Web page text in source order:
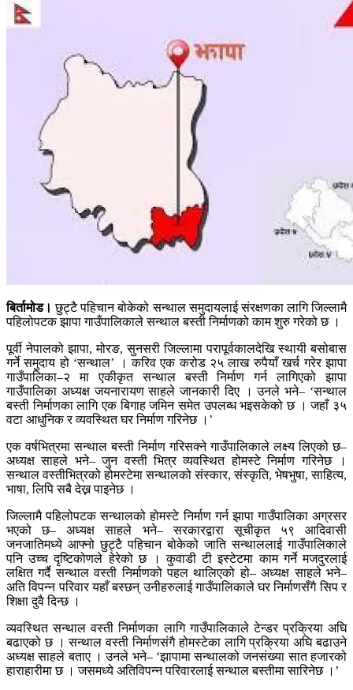
बिर्तामोड। छुट्टै पहिचान बोकेको सन्थाल समुदायलाई संरक्षणका लागि जिल्लामै
पहिलोपटक झापा गाउँपालिकाले सन्थाल बस्ती निर्माणको काम शुरु गरेको छ ।
पूर्वी नेपालको झापा, मोरङ, सुनसरी जिल्लामा परापूर्वकालदेखि स्थायी बसोबास
गर्ने समुदाय हो ‘सन्थाल’ । करिव एक करोड २५ लाख रुपैयाँ खर्च गरेर झापा
गाउँपालिका–२ मा एकीकृत सन्थाल बस्ती निर्माण गर्न लागिएको झापा
गाउँपालिका अध्यक्ष जयनारायण साहले जानकारी दिए । उनले भने– ‘सन्थाल
बस्ती निर्माणका लागि एक बिगाह जमिन समेत उपलब्ध भइसकेको छ । जहाँ ३५
वटा आधुनिक र व्यवस्थित घर निर्माण गरिनेछ ।’
एक वर्षभित्रमा सन्थाल बस्ती निर्माण गरिसक्ने गाउँपालिकाले लक्ष्य लिएको छ–
अध्यक्ष साहले भने– जुन वस्ती भित्र व्यवस्थित होमस्टे निर्माण गरिनेछ ।
सन्थाल वस्तीभित्रको होमस्टेमा सन्थालको संस्कार, संस्कृति, भेषभुषा, साहित्य,
भाषा, लिपि सबै देख्न पाइनेछ ।
जिल्लामै पहिलोपटक सन्थालको होमस्टे निर्माण गर्न झापा गाउँपालिका अग्रसर
भएको छ– अध्यक्ष साहले भने– सरकारद्वारा सूचीकृत ५९ आदिवासी
जनजातिमध्ये आफ्नो छुट्टै पहिचान बोकेको जाति सन्थाललाई गाउँपालिकाले
पनि उच्च दृष्टिकोणले हेरेको छ । कुवाडी टी इस्टेटमा काम गर्ने मजदुरलाई
लक्षित गर्दै सन्थाल वस्ती निर्माणको पहल थालिएको हो– अध्यक्ष साहले भने–
अति विपन्न परिवार यहाँ बस्छन् उनीहरुलाई गाउँपालिकाले घर निर्माणसँगै सिप र
शिक्षा दुवै दिन्छ ।
व्यवस्थित सन्थाल वस्ती निर्माणका लागि गाउँपालिकाले टेन्डर प्रक्रिया अघि
बढाएको छ । सन्थाल वस्ती निर्माणसंगै होमस्टेका लागि प्रक्रिया अघि बढाउने
अध्यक्ष साहले बताए । उनले भने– ‘झापामा सन्थालको जनसंख्या सात हजारको
हाराहारीमा छ । जसमध्ये अतिविपन्न परिवारलाई सन्थाल बस्तीमा सारिनेछ ।’